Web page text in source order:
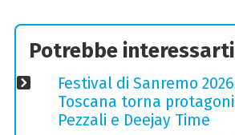
Potrebbe
Festival di Sanremo
Toscana torna
Pezzali e Deejay Time